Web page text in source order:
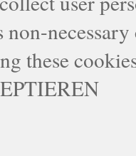
non-
these